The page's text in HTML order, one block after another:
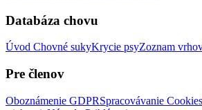
Databáza chovu
Úvod Chovné sukyKrycie psyZoznam
Pre členov
Oboznámenie GDPRSpracovávanie Cookies